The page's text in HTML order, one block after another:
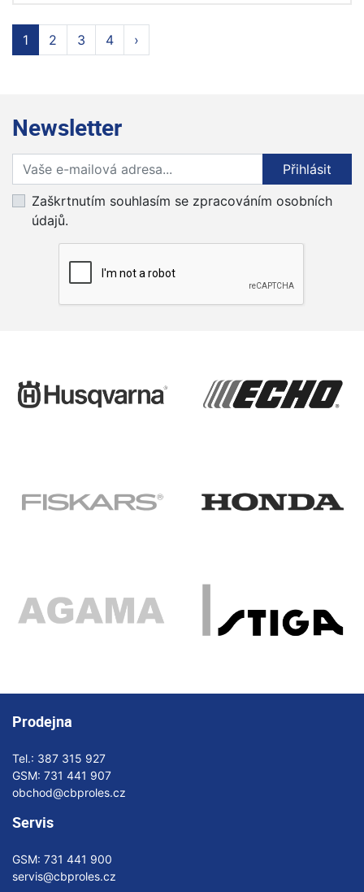
1 2 3 4 ›
Newsletter
Přihlaste se k odběru novinek
Přihlásit
Zaškrtnutím souhlasím se zpracováním osobních
údajů.
Prodejna
Tel.: 387 315 927
GSM: 731 441 907
obchod@cbproles.cz
Servis
GSM: 731 441 900
servis@cbproles.cz